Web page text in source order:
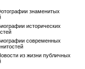
знаменитых
исторических
современных
из жизни публичных